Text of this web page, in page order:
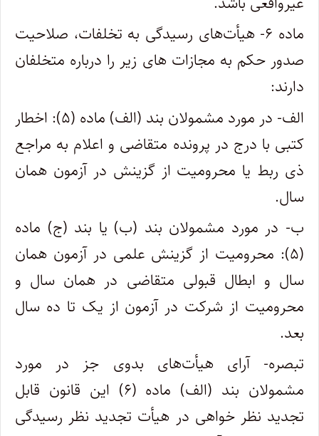
ماده ۶- هیأت‌های رسیدگی به تخلفات، صلاحیت
صدور حکم به مجازات های زیر را درباره متخلفان
دارند:
الف- در مورد مشمولان بند (الف) ماده (۵): اخطار
کتبی با درج در پرونده متقاضی و اعلام به مراجع
ذی ربط یا محرومیت از گزینش در آزمون همان
سال.
ب- در مورد مشمولان بند (ب) یا بند (ج) ماده
(۵): محرومیت از گزینش علمی در آزمون همان
سال و ابطال قبولی متقاضی در همان سال و
محرومیت از شرکت در آزمون از یک تا ده سال
بعد.
تبصره- آرای هیأت‌های بدوی جز در مورد
مشمولان بند (الف) ماده (۶) این قانون قابل
تجدید نظر خواهی در هیأت تجدید نظر رسیدگی